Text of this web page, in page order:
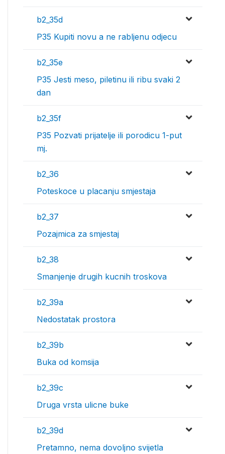
b2_35d
P35 Kupiti novu a ne rabljenu odjecu
b2_35e
P35 Jesti meso, piletinu ili ribu svaki 2
dan
b2_35f
P35 Pozvati prijatelje ili porodicu 1-put
mj.
b2_36
Poteskoce u placanju smjestaja
b2_37
Pozajmica za smjestaj
b2_38
Smanjenje drugih kucnih troskova
b2_39a
Nedostatak prostora
b2_39b
Buka od komsija
b2_39c
Druga vrsta ulicne buke
b2_39d
Pretamno, nema dovoljno svijetla